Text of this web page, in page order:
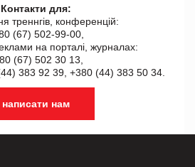
Контакти для:
треннгів, конференцій:
(67) 502-99-00,
на порталі, журналах:
(67) 502 30 13,
383 92 39, +380 (44) 383 50 34.
написати нам